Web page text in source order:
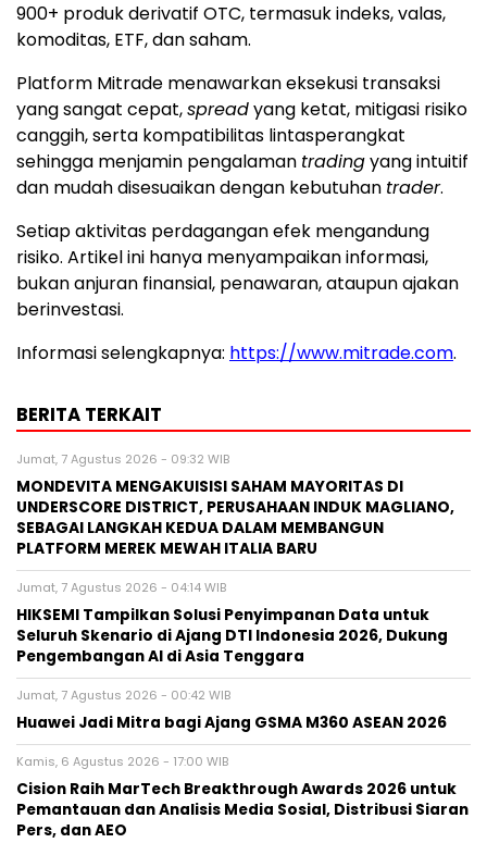
900+ produk derivatif OTC, termasuk indeks, valas,
komoditas, ETF, dan saham.
Platform Mitrade menawarkan eksekusi transaksi
yang sangat cepat,spreadyang ketat, mitigasi risiko
canggih, serta kompatibilitas lintasperangkat
sehingga menjamin pengalaman tradingyang intuitif
dan mudah disesuaikan dengan kebutuhan trader.
Setiap aktivitas perdagangan efek mengandung
risiko. Artikel ini hanya menyampaikan informasi,
bukan anjuran finansial, penawaran, ataupun ajakan
berinvestasi.
Informasi selengkapnya: https://www.mitrade.com.
BERITA TERKAIT
Jumat, 7 Agustus 2026 - 09:32 WIB
MONDEVITA MENGAKUISISI SAHAM MAYORITAS DI
UNDERSCORE DISTRICT, PERUSAHAAN INDUK MAGLIANO,
SEBAGAI LANGKAH KEDUA DALAM MEMBANGUN
PLATFORM MEREK MEWAH ITALIA BARU
Jumat, 7 Agustus 2026 - 04:14 WIB
HIKSEMI Tampilkan Solusi Penyimpanan Data untuk
Seluruh Skenario di Ajang DTI Indonesia 2026, Dukung
Pengembangan AI di Asia Tenggara
Jumat, 7 Agustus 2026 - 00:42 WIB
Huawei Jadi Mitra bagi Ajang GSMA M360 ASEAN 2026
Kamis, 6 Agustus 2026 - 17:00 WIB
Cision Raih MarTech Breakthrough Awards 2026 untuk
Pemantauan dan Analisis Media Sosial, Distribusi Siaran
Pers, dan AEO